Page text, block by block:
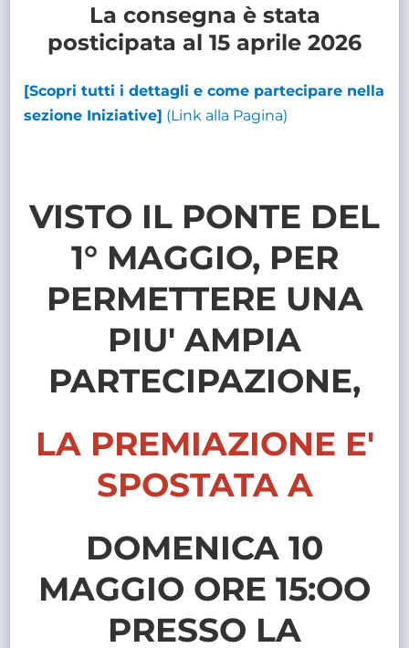
La consegna è stata
posticipata al 15 aprile 2026
[Scopri tutti i dettagli e come partecipare nella
sezione Iniziative] (Link alla Pagina)
VISTO IL PONTE DEL
1° MAGGIO, PER
PERMETTERE UNA
PIU' AMPIA
PARTECIPAZIONE,
LA PREMIAZIONE E'
SPOSTATA A
DOMENICA 10
MAGGIO ORE 15:OO
PRESSO LA